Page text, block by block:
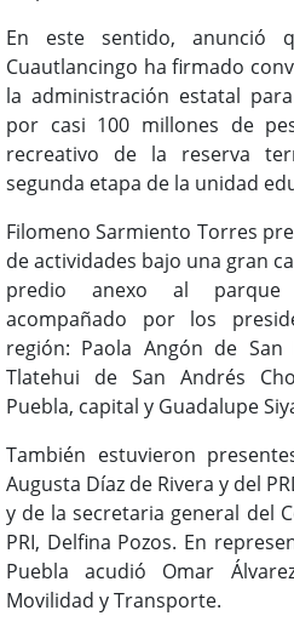
En este sentido, anunció
Cuautlancingo ha firmado
la administración estatal
por casi 100 millones de
recreativo de la reserva
segunda etapa de la unidad
Filomeno Sarmiento Torres
de actividades bajo una gran
predio anexo al parque
acompañado por los
región: Paola Angón de San
Tlatehui de San Andrés
Puebla, capital y Guadalupe
También estuvieron
Augusta Díaz de Rivera y del
y de la secretaria general del
PRI, Delfina Pozos. En
Puebla acudió Omar
Movilidad y Transporte.